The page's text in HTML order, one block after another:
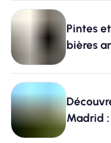
Pintes
bières
Madrid